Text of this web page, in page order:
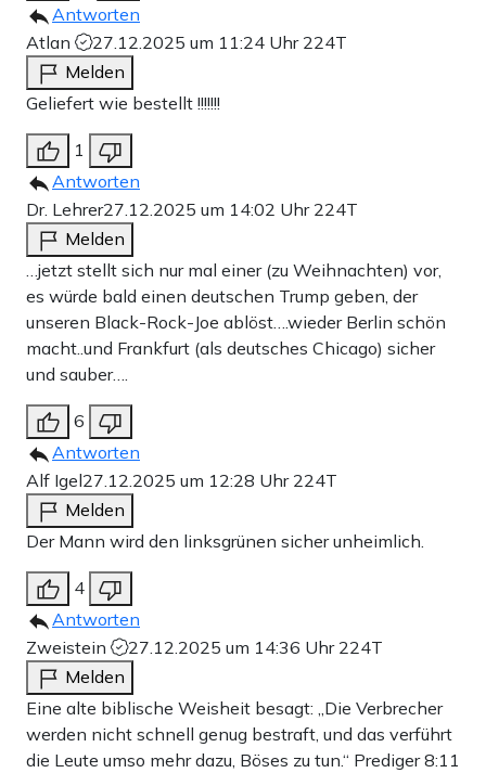
Antworten
Atlan
27.12.2025 um 11:24 Uhr 224T
Melden
Geliefert wie bestellt !!!!!!!
1
Antworten
Dr. Lehrer27.12.2025 um 14:02 Uhr 224T
Melden
…jetzt stellt sich nur mal einer (zu Weihnachten) vor,
es würde bald einen deutschen Trump geben, der
unseren Black-Rock-Joe ablöst….wieder Berlin schön
macht..und Frankfurt (als deutsches Chicago) sicher
und sauber….
6
Antworten
Alf Igel27.12.2025 um 12:28 Uhr 224T
Melden
Der Mann wird den linksgrünen sicher unheimlich.
4
Antworten
Zweistein
27.12.2025 um 14:36 Uhr 224T
Melden
Eine alte biblische Weisheit besagt: „Die Verbrecher
werden nicht schnell genug bestraft, und das verführt
die Leute umso mehr dazu, Böses zu tun.“ Prediger 8:11